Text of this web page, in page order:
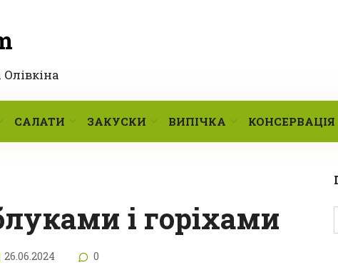
САЛАТИ ЗАКУСКИ ВИПІЧКА КОНСЕРВАЦІЯ
і горіхами
26.06.2024 0